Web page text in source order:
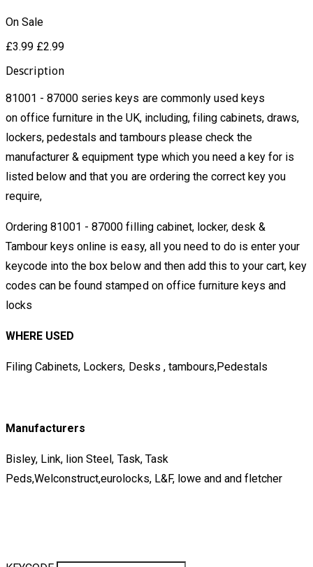
On Sale
£3.99 £2.99
Description
81001 - 87000 series keys are commonly used keys
on office furniture in the UK, including, filing cabinets, draws,
lockers, pedestals and tambours please check the
manufacturer & equipment type which you need a key for is
listed below and that you are ordering the correct key you
require,
Ordering 81001 - 87000 filling cabinet, locker, desk &
Tambour keys online is easy, all you need to do is enter your
keycode into the box below and then add this to your cart, key
codes can be found stamped on office furniture keys and
locks
WHERE USED
Filing Cabinets, Lockers, Desks , tambours,Pedestals
Manufacturers
Bisley, Link, lion Steel, Task, Task
Peds,Welconstruct,eurolocks, L&F, lowe and and fletcher